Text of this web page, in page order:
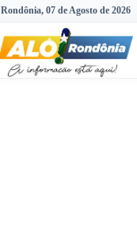
Rondônia, 07 de Agosto de 2026